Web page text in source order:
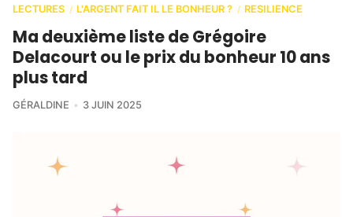
LECTURES / L'ARGENT FAIT IL LE BONHEUR ? / RESILIENCE
Ma deuxième liste de Grégoire
Delacourt ou le prix du bonheur 10 ans
plus tard
GÉRALDINE 3 JUIN 2025